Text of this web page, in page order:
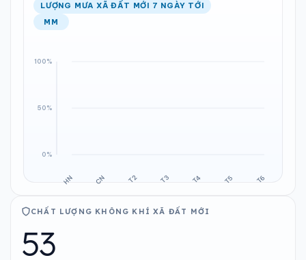
LƯỢNG MƯA XÃ ĐẤT MỚI 7 NGÀY TỚI
MM
CHẤT LƯỢNG KHÔNG KHÍ XÃ ĐẤT MỚI
53